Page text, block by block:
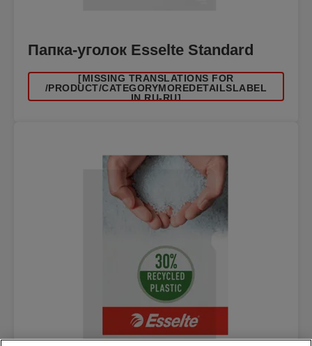
Папка-уголок Esselte Standard
[MISSING TRANSLATIONS FOR
/PRODUCT/CATEGORYMOREDETAILSLABEL
IN RU-RU]